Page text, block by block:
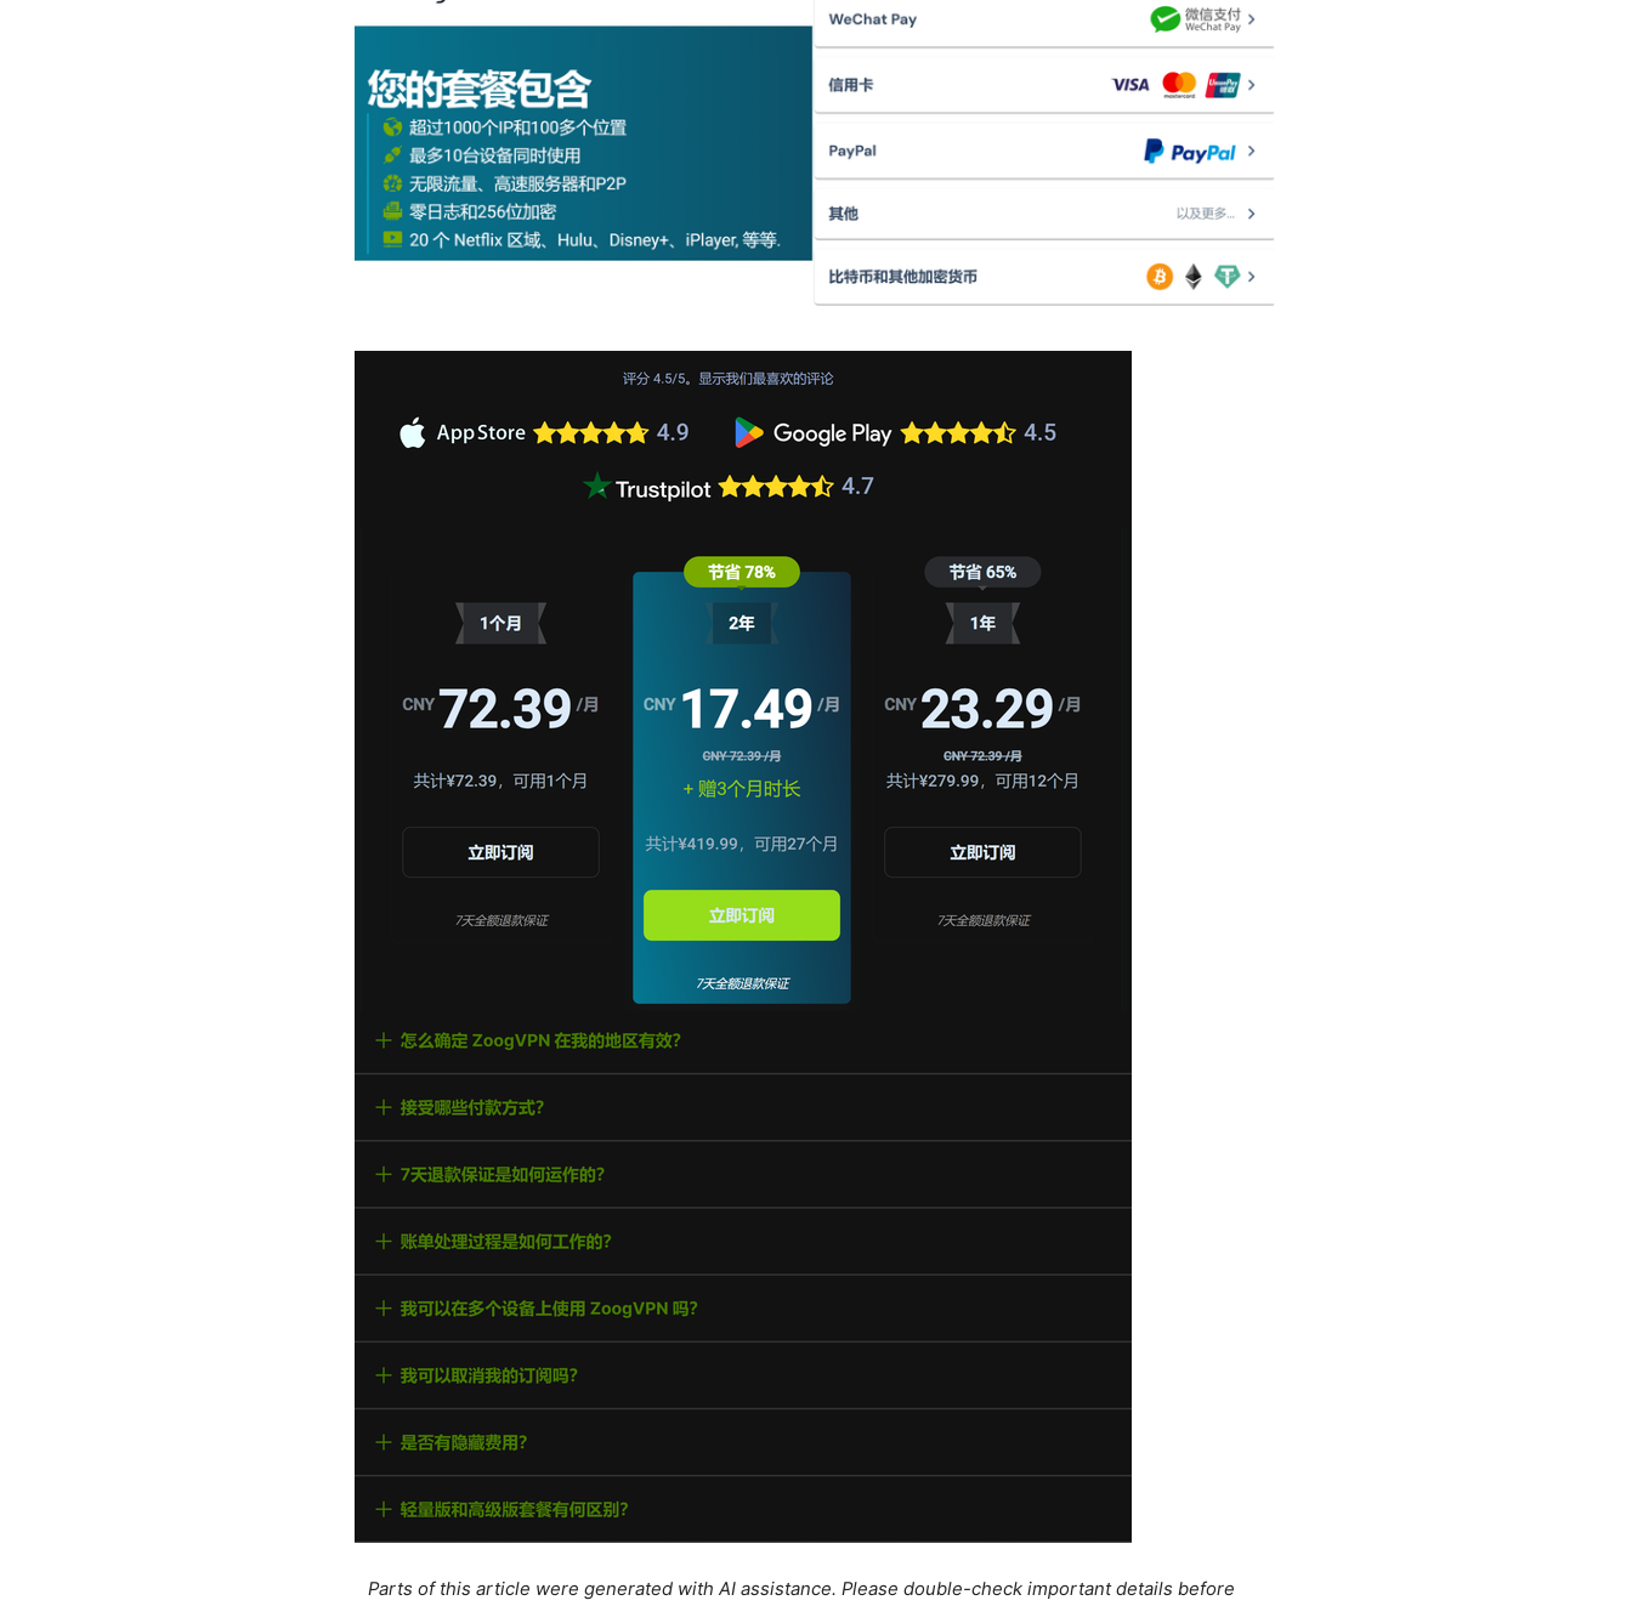
Parts of this article were generated with AI assistance. Please double-check important details before